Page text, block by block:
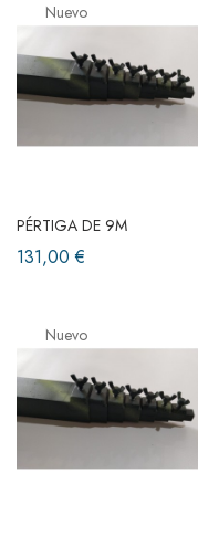
Nuevo
PÉRTIGA DE 9M
131,00 €
Nuevo